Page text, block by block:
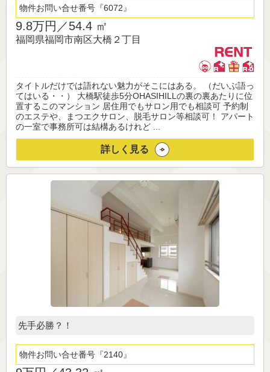
物件お問い合せ番号 6072
9.8万円／54.4 ㎡
福岡県福岡市南区大橋２丁目
タイトルだけでは語れない魅力がそこにはある。 （だいぶ語っ
てはいる・・） 大橋駅徒歩5分OHASIHILLの裏の裏あたりに位
置するこのマンション 居住用でもサロン用でも相談可 予約制
のエステや、まつエクサロン、脱毛サロン等相談可！ アパート
の一室で事務所可は結構あるけれど ...
詳しく見る
先手必勝？！
物件お問い合せ番号 2140